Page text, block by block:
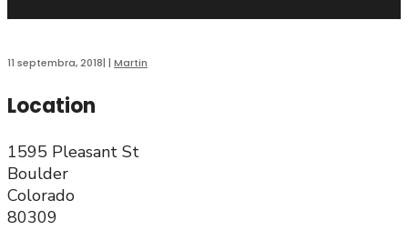
11 septembra, 2018| | Martin
Location
1595 Pleasant St
Boulder
Colorado
80309